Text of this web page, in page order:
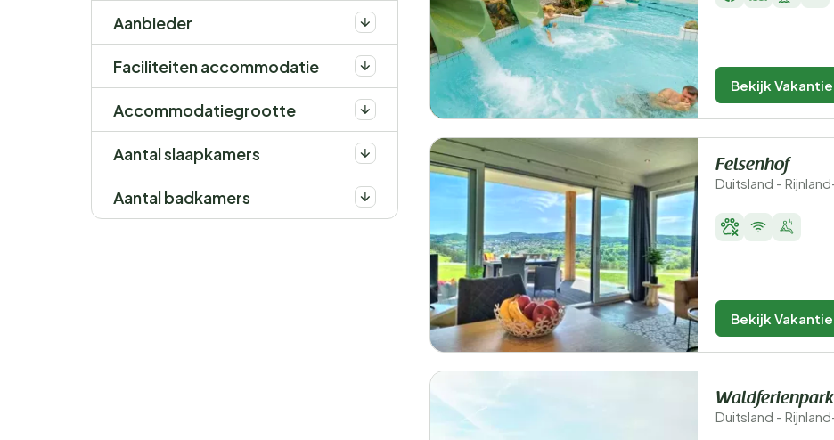
Aanbieder
Faciliteiten accommodatie
Accommodatiegrootte
Aantal slaapkamers
Aantal badkamers
Bekijk
Felsenhof
Duitsland -
Bekijk
Duitsland -